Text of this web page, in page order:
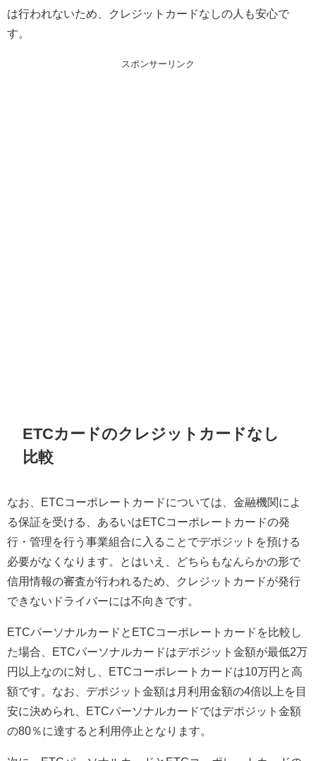
は行われないため、クレジットカードなしの人も安心で
す。
スポンサーリンク
ETCカードのクレジットカードなし
比較
なお、ETCコーポレートカードについては、金融機関によ
る保証を受ける、あるいはETCコーポレートカードの発
行・管理を行う事業組合に入ることでデポジットを預ける
必要がなくなります。とはいえ、どちらもなんらかの形で
信用情報の審査が行われるため、クレジットカードが発行
できないドライバーには不向きです。
ETCパーソナルカードとETCコーポレートカードを比較し
た場合、ETCパーソナルカードはデポジット金額が最低2万
円以上なのに対し、ETCコーポレートカードは10万円と高
額です。なお、デポジット金額は月利用金額の4倍以上を目
安に決められ、ETCパーソナルカードではデポジット金額
の80％に達すると利用停止となります。